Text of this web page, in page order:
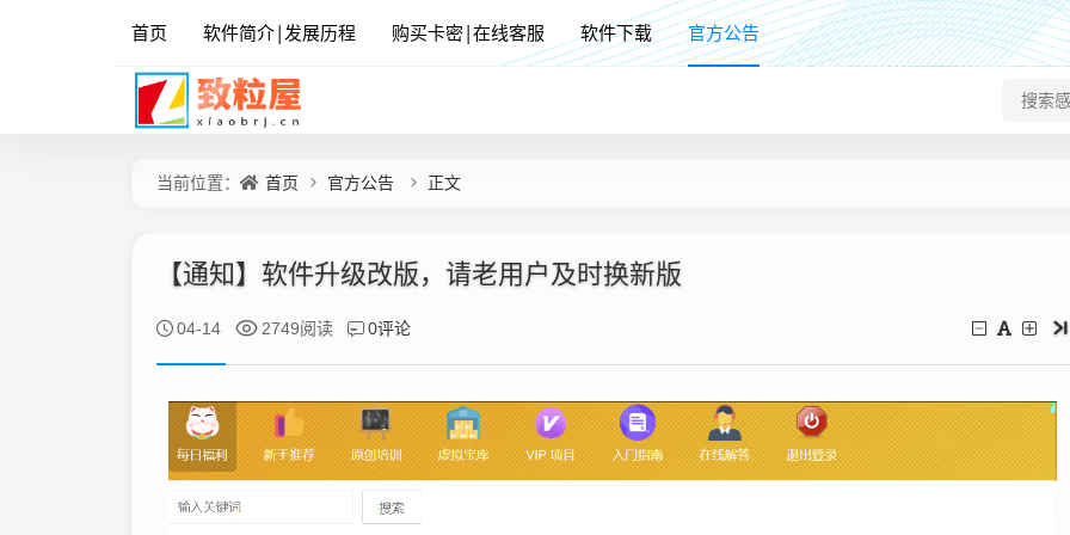
首页 软件简介|发展历程 购买卡密|在线客服 软件下载 官方公告
当前位置： 首页 官方公告 正文
【通知】软件升级改版，请老用户及时换新版
04-14 2749阅读 0评论